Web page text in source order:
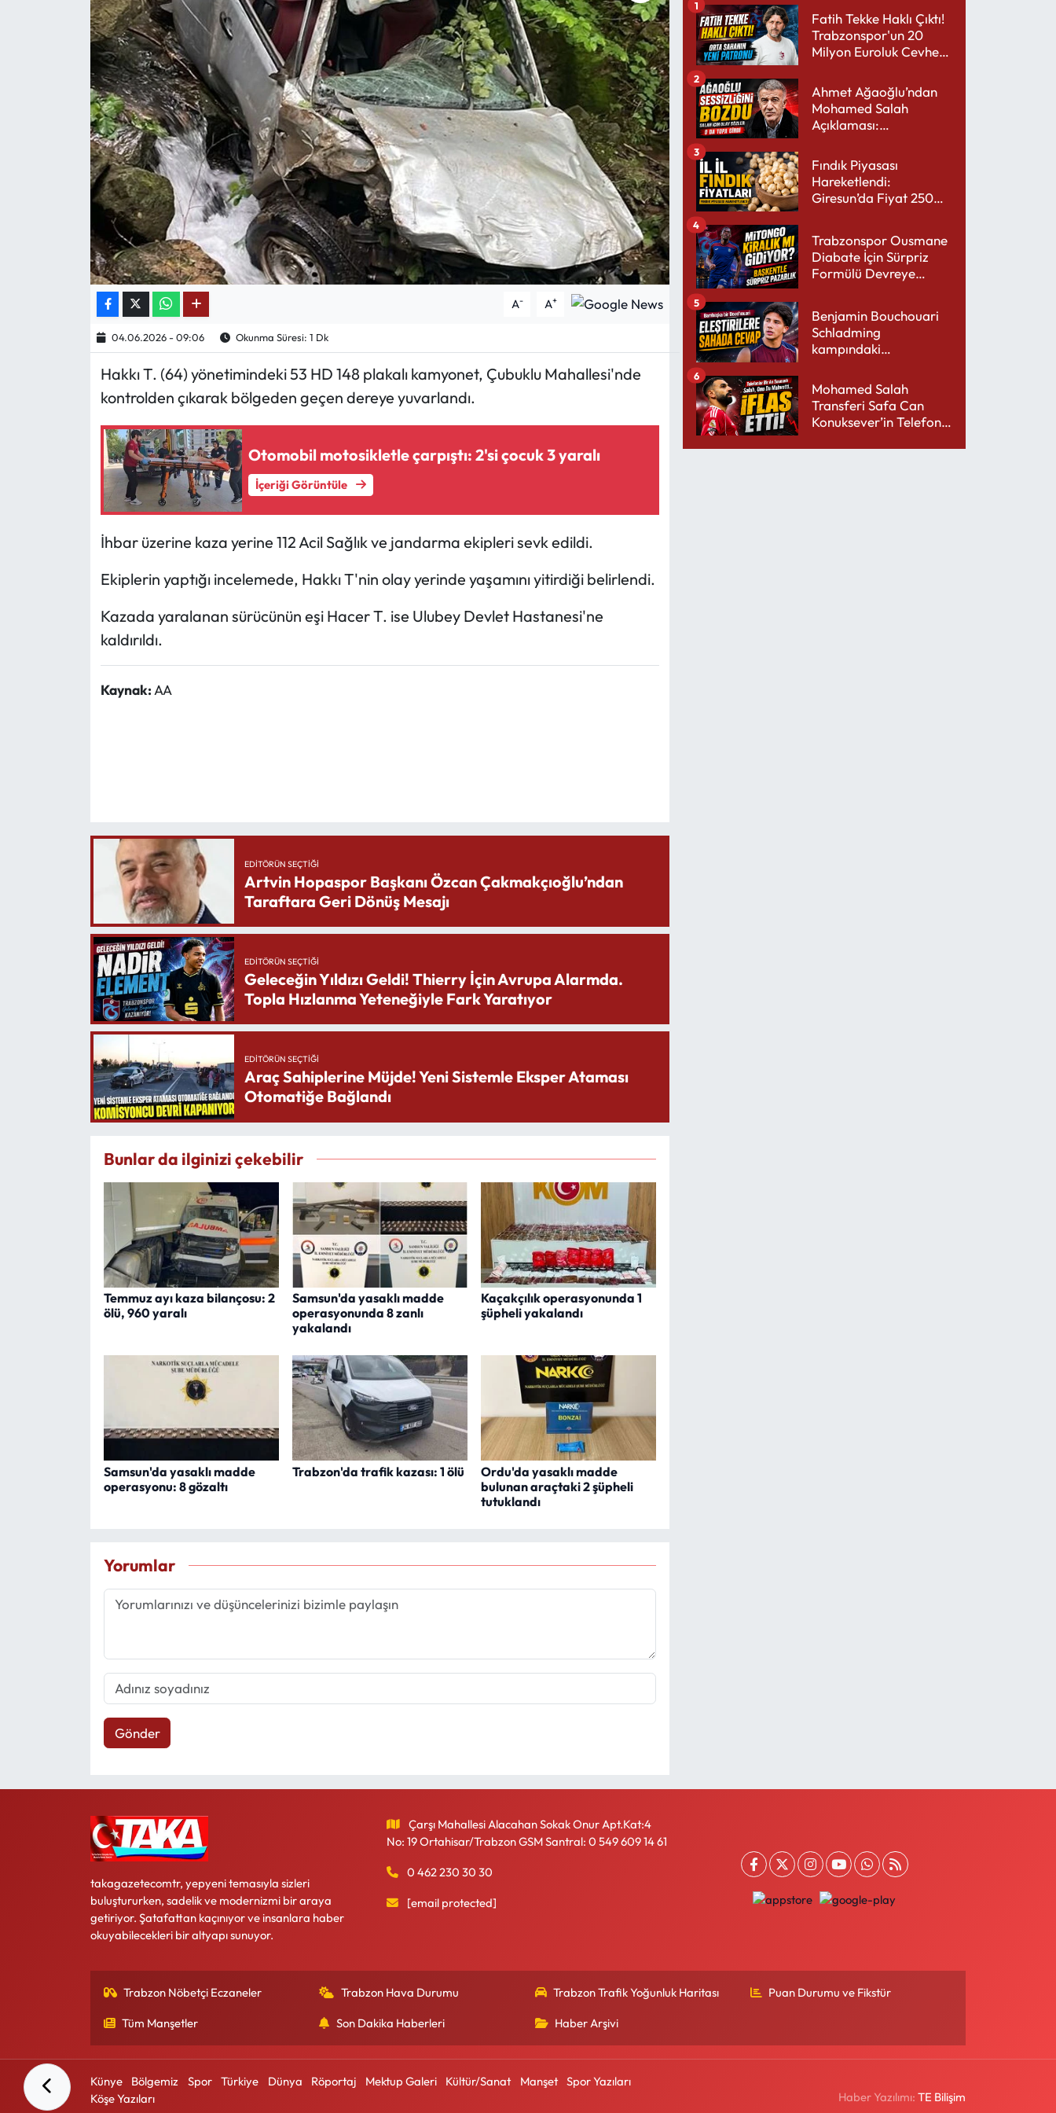
A- A+
04.06.2026 - 09:06 Okunma Süresi: 1 Dk
Hakkı T. (64) yönetimindeki 53 HD 148 plakalı kamyonet, Çubuklu Mahallesi'nde
kontrolden çıkarak bölgeden geçen dereye yuvarlandı.
Otomobil motosikletle çarpıştı: 2'si çocuk 3 yaralı
İçeriği Görüntüle
İhbar üzerine kaza yerine 112 Acil Sağlık ve jandarma ekipleri sevk edildi.
Ekiplerin yaptığı incelemede, Hakkı T'nin olay yerinde yaşamını yitirdiği belirlendi.
Kazada yaralanan sürücünün eşi Hacer T. ise Ulubey Devlet Hastanesi'ne
kaldırıldı.
Kaynak:AA
EDITÖRÜN SEÇTIĞI
Artvin Hopaspor Başkanı Özcan Çakmakçıoğlu’ndan
Taraftara Geri Dönüş Mesajı
EDITÖRÜN SEÇTIĞI
Geleceğin Yıldızı Geldi! Thierry İçin Avrupa Alarmda.
Topla Hızlanma Yeteneğiyle Fark Yaratıyor
EDITÖRÜN SEÇTIĞI
Araç Sahiplerine Müjde! Yeni Sistemle Eksper Ataması
Otomatiğe Bağlandı
Bunlar da ilginizi çekebilir
Temmuz ayı kaza bilançosu: 2
ölü, 960 yaralı
Samsun'da yasaklı madde
operasyonunda 8 zanlı
yakalandı
Kaçakçılık operasyonunda 1
şüpheli yakalandı
Samsun'da yasaklı madde
operasyonu: 8 gözaltı
Trabzon'da trafik kazası: 1 ölü
Ordu'da yasaklı madde
bulunan araçtaki 2 şüpheli
tutuklandı
Yorumlar
Gönder
Fatih Tekke Haklı Çıktı!
Trabzonspor'un 20
Milyon Euroluk Cevheri
1
Ahmet Ağaoğlu’ndan
Mohamed Salah
Açıklaması:
Yakışır
2
Fındık Piyasası
Hareketlendi:
Giresun’da Fiyat 250
3
Trabzonspor Ousmane
Diabate İçin Sürpriz
Formülü Devreye
4
Benjamin Bouchouari
Schladming
kampındaki
5
Mohamed Salah
Transferi Safa Can
Konuksever’in Telefon
6
takagazetecomtr, yepyeni temasıyla sizleri
buluştururken, sadelik ve modernizmi bir araya
getiriyor. Şatafattan kaçınıyor ve insanlara haber
okuyabilecekleri bir altyapı sunuyor.
Çarşı Mahallesi Alacahan Sokak Onur Apt.Kat:4
No: 19 Ortahisar/Trabzon GSM Santral: 0 549 609 14 61
0 462 230 30 30
[email protected]
Trabzon Nöbetçi Eczaneler Trabzon Hava Durumu Trabzon Trafik Yoğunluk Haritası Puan Durumu ve Fikstür
Tüm Manşetler Son Dakika Haberleri Haber Arşivi
Künye Bölgemiz Spor Türkiye Dünya Röportaj Mektup Galeri Kültür/Sanat Manşet
Spor Yazıları
Köşe Yazıları
Haber Yazılımı:TE Bilişim
Mektup Galeri
Manşet
Köşe Yazıları
Karikatür Galeri
ASTROLOJİ
Spor Yazıları
Mektup Galeri